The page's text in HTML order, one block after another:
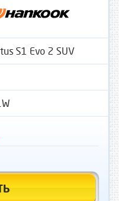
S1 Evo 2 SUV